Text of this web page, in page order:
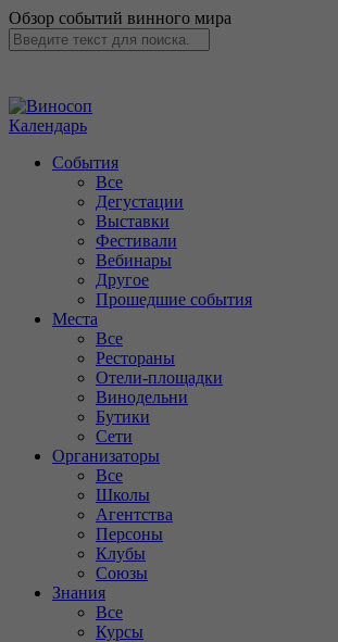
Обзор событий винного мира
Календарь
События
Все
Дегустации
Выставки
Фестивали
Вебинары
Другое
Прошедшие события
Места
Все
Рестораны
Отели-площадки
Винодельни
Бутики
Сети
Организаторы
Все
Школы
Агентства
Персоны
Клубы
Союзы
Знания
Все
Курсы